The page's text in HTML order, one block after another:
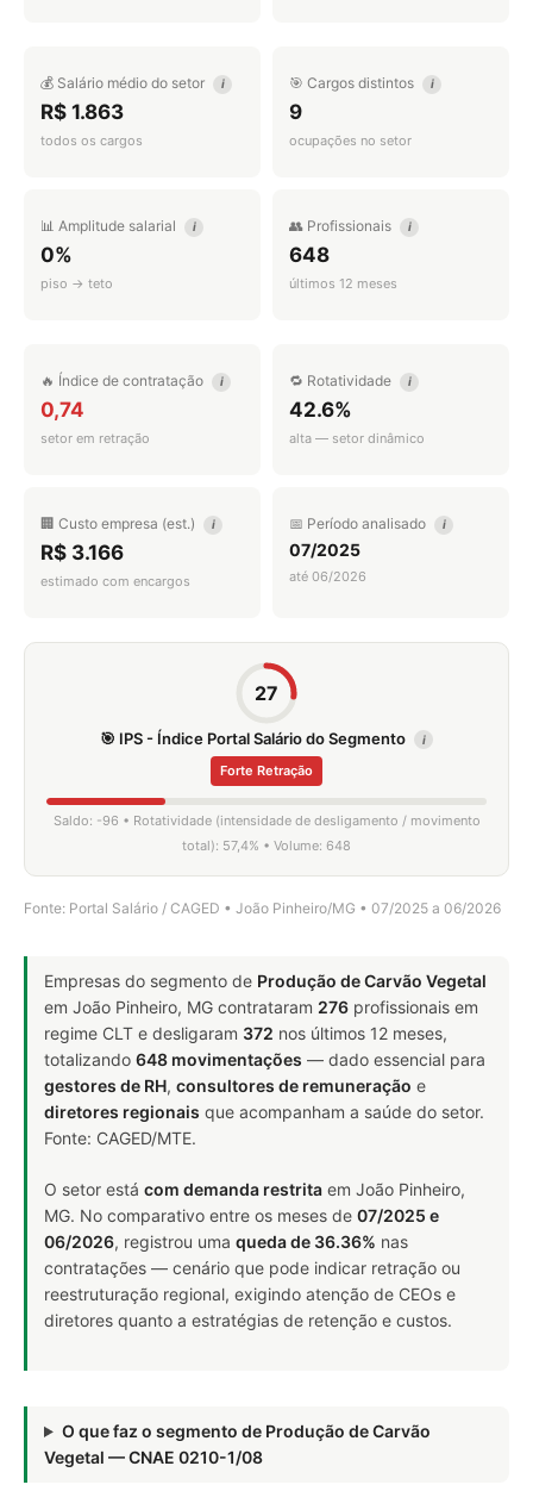
💰 Salário médio do setor i
R$ 1.863
todos os cargos
🎯 Cargos distintos i
9
ocupações no setor
📊 Amplitude salarial i
0%
piso → teto
👥 Profissionais i
648
últimos 12 meses
🔥 Índice de contratação i
0,74
setor em retração
🔁 Rotatividade i
42.6%
alta — setor dinâmico
🏢 Custo empresa (est.) i
R$ 3.166
estimado com encargos
📅 Período analisado i
07/2025
até 06/2026
27
🎯 IPS - Índice Portal Salário do Segmento i
Forte Retração
Saldo: -96 • Rotatividade (intensidade de desligamento / movimento
total): 57,4% • Volume: 648
Fonte: Portal Salário / CAGED • João Pinheiro/MG • 07/2025 a 06/2026
Empresas do segmento de Produção de Carvão Vegetal
em João Pinheiro, MG contrataram 276 profissionais em
regime CLT e desligaram 372 nos últimos 12 meses,
totalizando 648 movimentações — dado essencial para
gestores de RH, consultores de remuneração e
diretores regionais que acompanham a saúde do setor.
Fonte: CAGED/MTE.
O setor está com demanda restrita em João Pinheiro,
MG. No comparativo entre os meses de 07/2025 e
06/2026, registrou uma queda de 36.36% nas
contratações — cenário que pode indicar retração ou
reestruturação regional, exigindo atenção de CEOs e
diretores quanto a estratégias de retenção e custos.
O que faz o segmento de Produção de Carvão
Vegetal — CNAE 0210-1/08